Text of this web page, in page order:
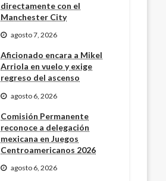
directamente con el
Manchester City
agosto 7, 2026
Aficionado encara a Mikel
Arriola en vuelo y exige
regreso del ascenso
agosto 6, 2026
Comisión Permanente
reconoce a delegación
mexicana en Juegos
Centroamericanos 2026
agosto 6, 2026